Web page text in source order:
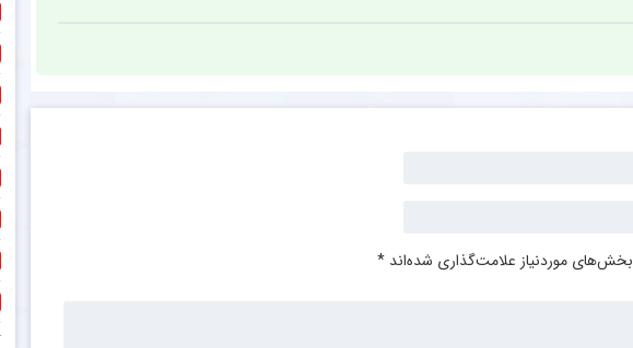
بخش‌های موردنیاز علامت‌گذاری شده‌اند *